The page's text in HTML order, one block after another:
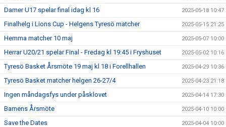
Damer U17 spelar final idag kl 16 2025-05-18 10:47
Finalhelg i Lions Cup - Helgens Tyresö matcher 2025-05-15 21:25
Hemma matcher 10 maj 2025-05-07 10:00
Herrar U20/21 spelar Final - Fredag kl 19:45 i Fryshuset 2025-05-02 10:16
Tyresö Basket Årsmöte 19 maj kl 18 i Forellhallen 2025-04-29 10:36
Tyresö Basket matcher helgen 26-27/4 2025-04-23 21:18
Ingen måndagsfys under påsklovet 2025-04-14 17:30
Barnens Årsmöte 2025-04-10 10:00
Save the Dates 2025-04-04 10:00